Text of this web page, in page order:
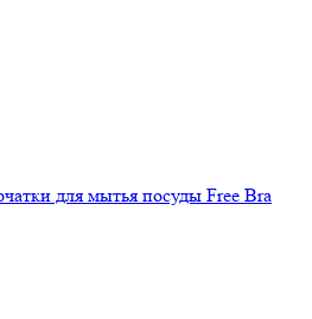
для мытья посуды Free Bra